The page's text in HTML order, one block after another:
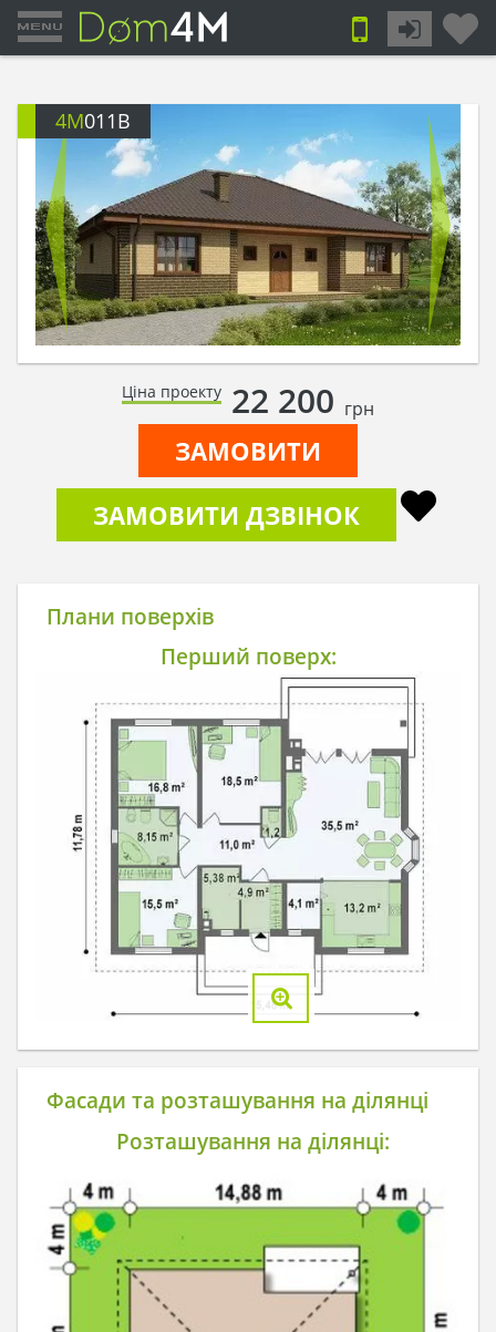
4M011B
Ціна проекту 22 200 грн
ЗАМОВИТИ
ЗАМОВИТИ ДЗВІНОК
Плани поверхів
Перший поверх:
Фасади та розташування на ділянці
Розташування на ділянці: